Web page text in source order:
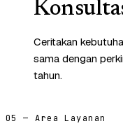
Ceritakan
sama dengan
tahun.
05 — Area Layanan